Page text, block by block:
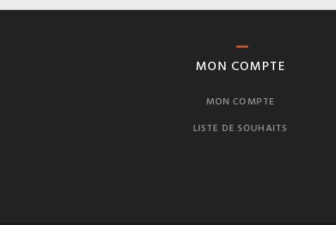
MON COMPTE
MON COMPTE
LISTE DE SOUHAITS